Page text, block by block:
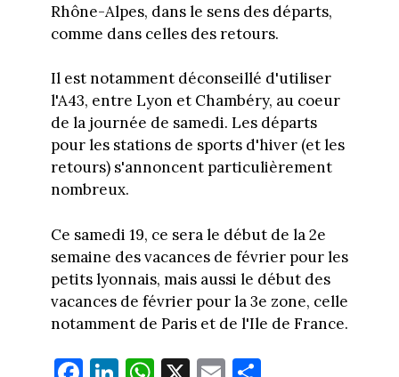
Rhône-Alpes, dans le sens des départs,
comme dans celles des retours.
Il est notamment déconseillé d'utiliser
l'A43, entre Lyon et Chambéry, au coeur
de la journée de samedi. Les départs
pour les stations de sports d'hiver (et les
retours) s'annoncent particulièrement
nombreux.
Ce samedi 19, ce sera le début de la 2e
semaine des vacances de février pour les
petits lyonnais, mais aussi le début des
vacances de février pour la 3e zone, celle
notamment de Paris et de l'Ile de France.